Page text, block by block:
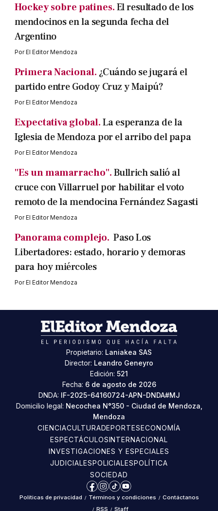
Hockey sobre patines.El resultado de los
mendocinos en la segunda fecha del
Argentino
PorEl Editor Mendoza
Primera Nacional. ¿Cuándo se jugará el
partido entre Godoy Cruz y Maipú?
PorEl Editor Mendoza
Expectativa global.La esperanza de la
Iglesia de Mendoza por el arribo del papa
PorEl Editor Mendoza
"Es un mamarracho".Bullrich salió al
cruce con Villarruel por habilitar el voto
remoto de la mendocina Fernández Sagasti
PorEl Editor Mendoza
Panorama complejo. Paso Los
Libertadores: estado, horario y demoras
para hoy miércoles
PorEl Editor Mendoza
Propietario: Laniakea SAS
Director: Leandro Geneyro
Edición: 521
Fecha: 6 de agosto de 2026
DNDA: IF-2025-64160724-APN-DNDA#MJ
Domicilio legal: Necochea N°350 - Ciudad de Mendoza,
Mendoza
CIENCIACULTURADEPORTESECONOMÍA
ESPECTÁCULOSINTERNACIONAL
INVESTIGACIONES Y ESPECIALES
JUDICIALESPOLICIALESPOLÍTICA
SOCIEDAD
Facebook
Instagram
TikTokYouTube
Políticas de privacidad / Términos y condiciones / Contáctanos
/ RSS / Staff